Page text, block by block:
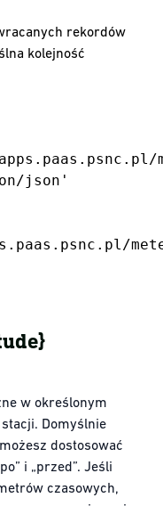
rekordów
kolejność
json'
w określonym
Domyślnie
dostosować
i „przed”. Jeśli
czasowych,